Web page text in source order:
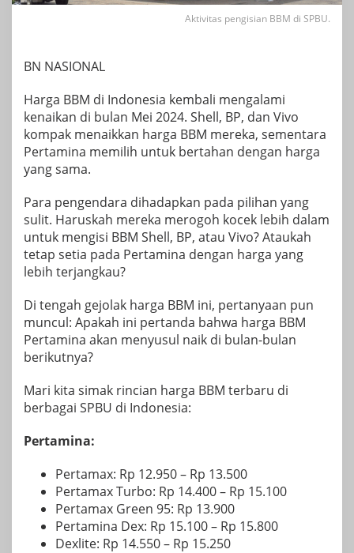
Aktivitas pengisian BBM di SPBU.
BN NASIONAL
Harga BBM di Indonesia kembali mengalami
kenaikan di bulan Mei 2024. Shell, BP, dan Vivo
kompak menaikkan harga BBM mereka, sementara
Pertamina memilih untuk bertahan dengan harga
yang sama.
Para pengendara dihadapkan pada pilihan yang
sulit. Haruskah mereka merogoh kocek lebih dalam
untuk mengisi BBM Shell, BP, atau Vivo? Ataukah
tetap setia pada Pertamina dengan harga yang
lebih terjangkau?
Di tengah gejolak harga BBM ini, pertanyaan pun
muncul: Apakah ini pertanda bahwa harga BBM
Pertamina akan menyusul naik di bulan-bulan
berikutnya?
Mari kita simak rincian harga BBM terbaru di
berbagai SPBU di Indonesia:
Pertamina:
Pertamax: Rp 12.950 – Rp 13.500
Pertamax Turbo: Rp 14.400 – Rp 15.100
Pertamax Green 95: Rp 13.900
Pertamina Dex: Rp 15.100 – Rp 15.800
Dexlite: Rp 14.550 – Rp 15.250